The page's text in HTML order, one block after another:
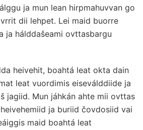
ja mun lean hirpmahuvvan go
dii lehpet. Lei maid buorre
ja hálddašeami ovttasbargu
heivehit, boahtá leat okta dain
leat vuordimis eiseválddiide ja
jagiid. Mun jáhkán ahte mii ovttas
ja buriid čovdosiid vai
maid boahtá leat